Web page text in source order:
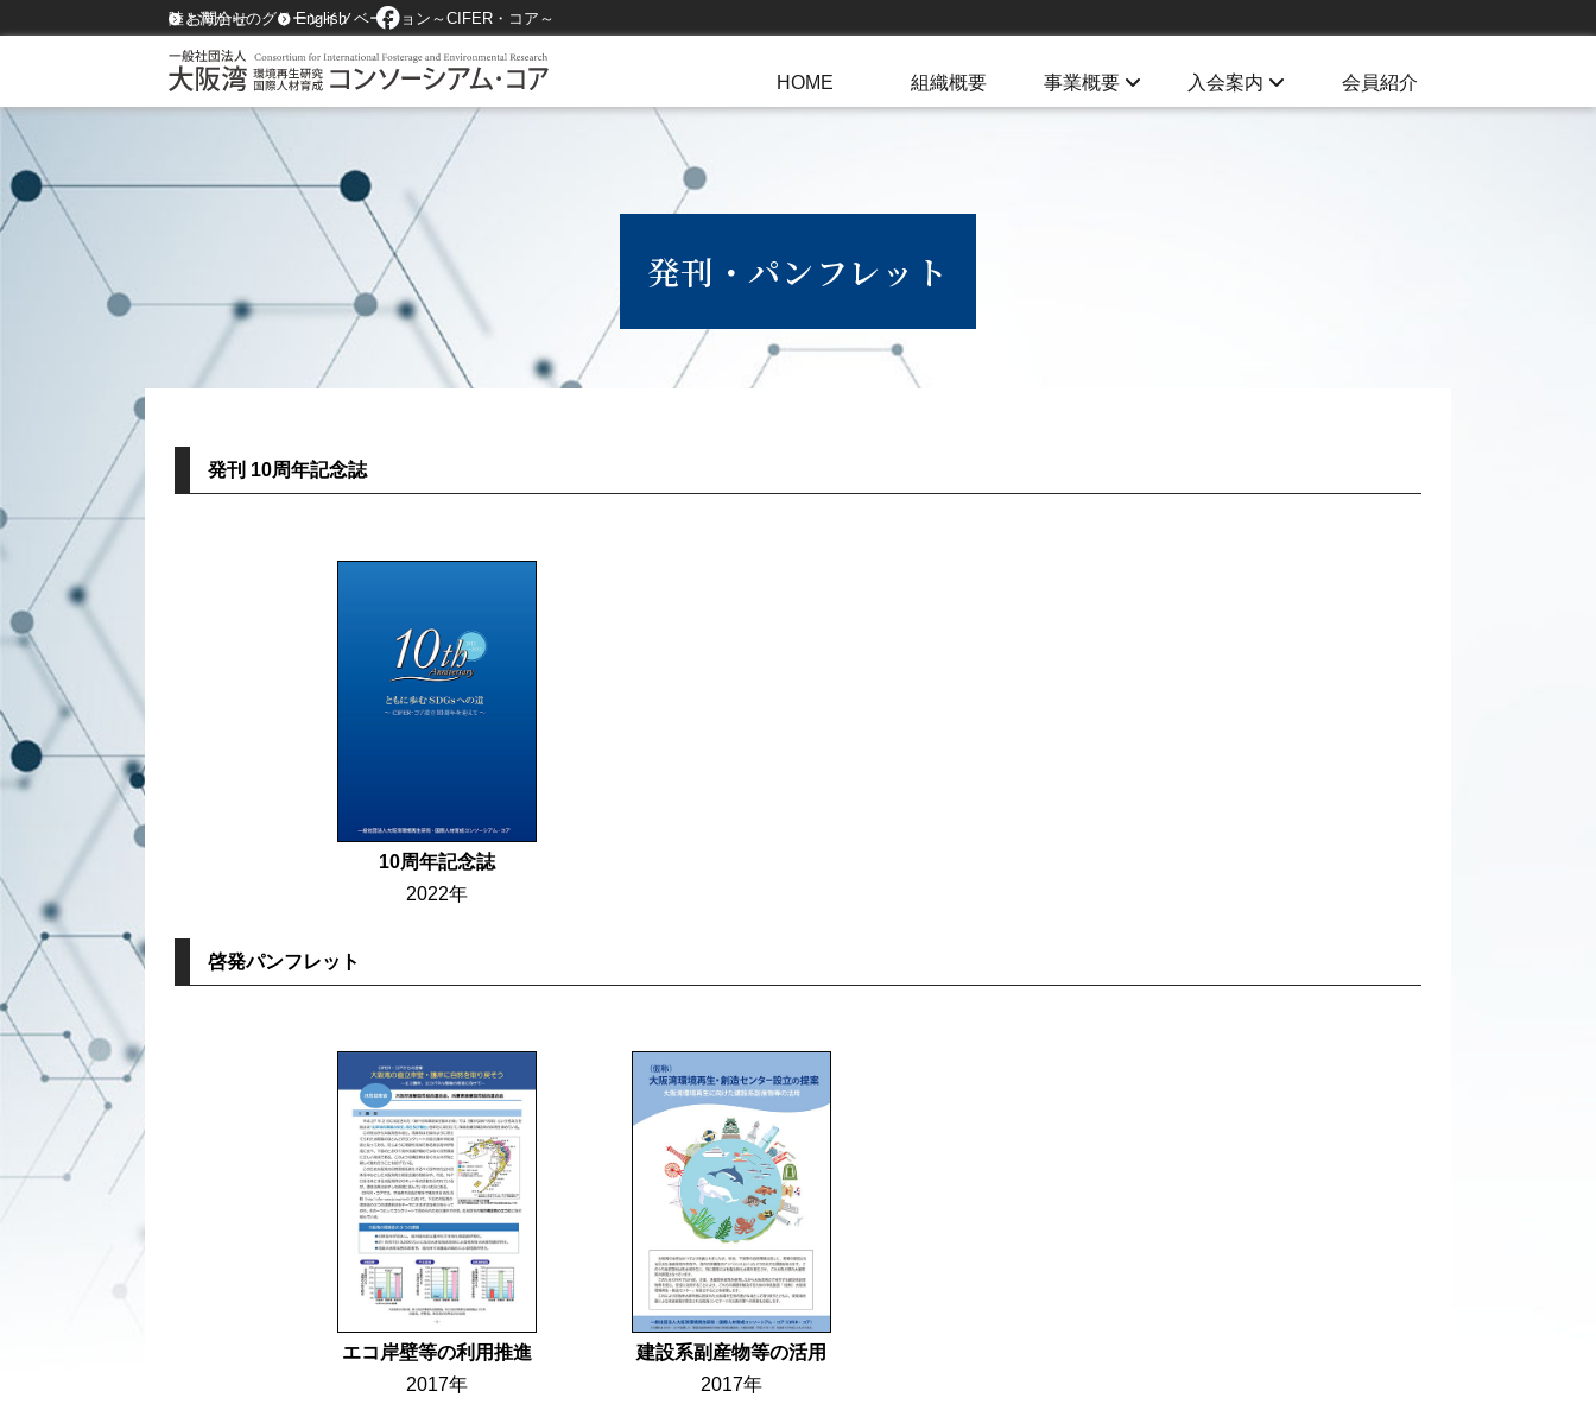
陸と海からのグリーンイノベーション～CIFER・コア～
お問合せ English
HOME 組織概要 事業概要
広島サイト
入会案内
会員紹介
発刊・パンフレット
発刊 10周年記念誌
10周年記念誌
2022年
啓発パンフレット
エコ岸壁等の利用推進
2017年
建設系副産物等の活用
2017年